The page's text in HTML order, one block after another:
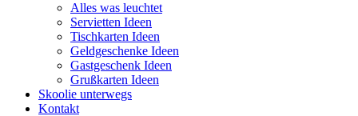
Alles was leuchtet
Servietten Ideen
Tischkarten Ideen
Geldgeschenke Ideen
Gastgeschenk Ideen
Grußkarten Ideen
Skoolie unterwegs
Kontakt